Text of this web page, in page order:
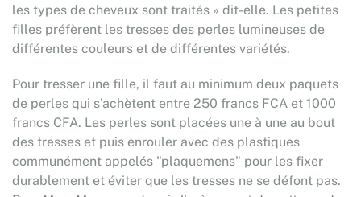
les types de cheveux sont traités » dit-elle. Les petites
filles préfèrent les tresses des perles lumineuses de
différentes couleurs et de différentes variétés.
Pour tresser une fille, il faut au minimum deux paquets
de perles qui s’achètent entre 250 francs FCA et 1000
francs CFA. Les perles sont placées une à une au bout
des tresses et puis enrouler avec des plastiques
communément appelés "plaquemens" pour les fixer
durablement et éviter que les tresses ne se défont pas.